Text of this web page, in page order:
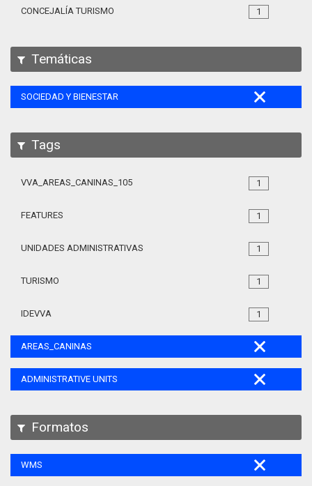
1
CONCEJALÍA TURISMO
Temáticas
SOCIEDAD Y BIENESTAR
Tags
1
VVA_AREAS_CANINAS_105
1
FEATURES
1
UNIDADES ADMINISTRATIVAS
1
TURISMO
1
IDEVVA
AREAS_CANINAS
ADMINISTRATIVE UNITS
Formatos
WMS